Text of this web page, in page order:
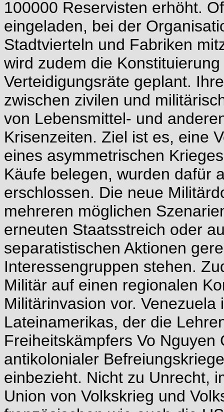
100000 Reservisten erhöht.
eingeladen, bei der
Stadtvierteln und Fabriken
wird zudem die
Verteidigungsräte geplant.
zwischen zivilen und
von Lebensmittel- und
Krisenzeiten. Ziel ist es, eine
eines asymmetrischen
Käufe belegen, wurden dafür
erschlossen. Die neue
mehreren möglichen
erneuten Staatsstreich oder
separatistischen Aktionen
Interessengruppen stehen.
Militär auf einen regionalen
Militärinvasion vor.
Lateinamerikas, der die
Freiheitskämpfers Vo
antikolonialer
einbezieht. Nicht zu Unrecht,
Union von Volkskrieg und